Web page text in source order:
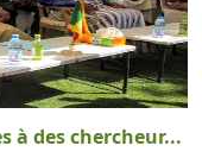
à des chercheur...